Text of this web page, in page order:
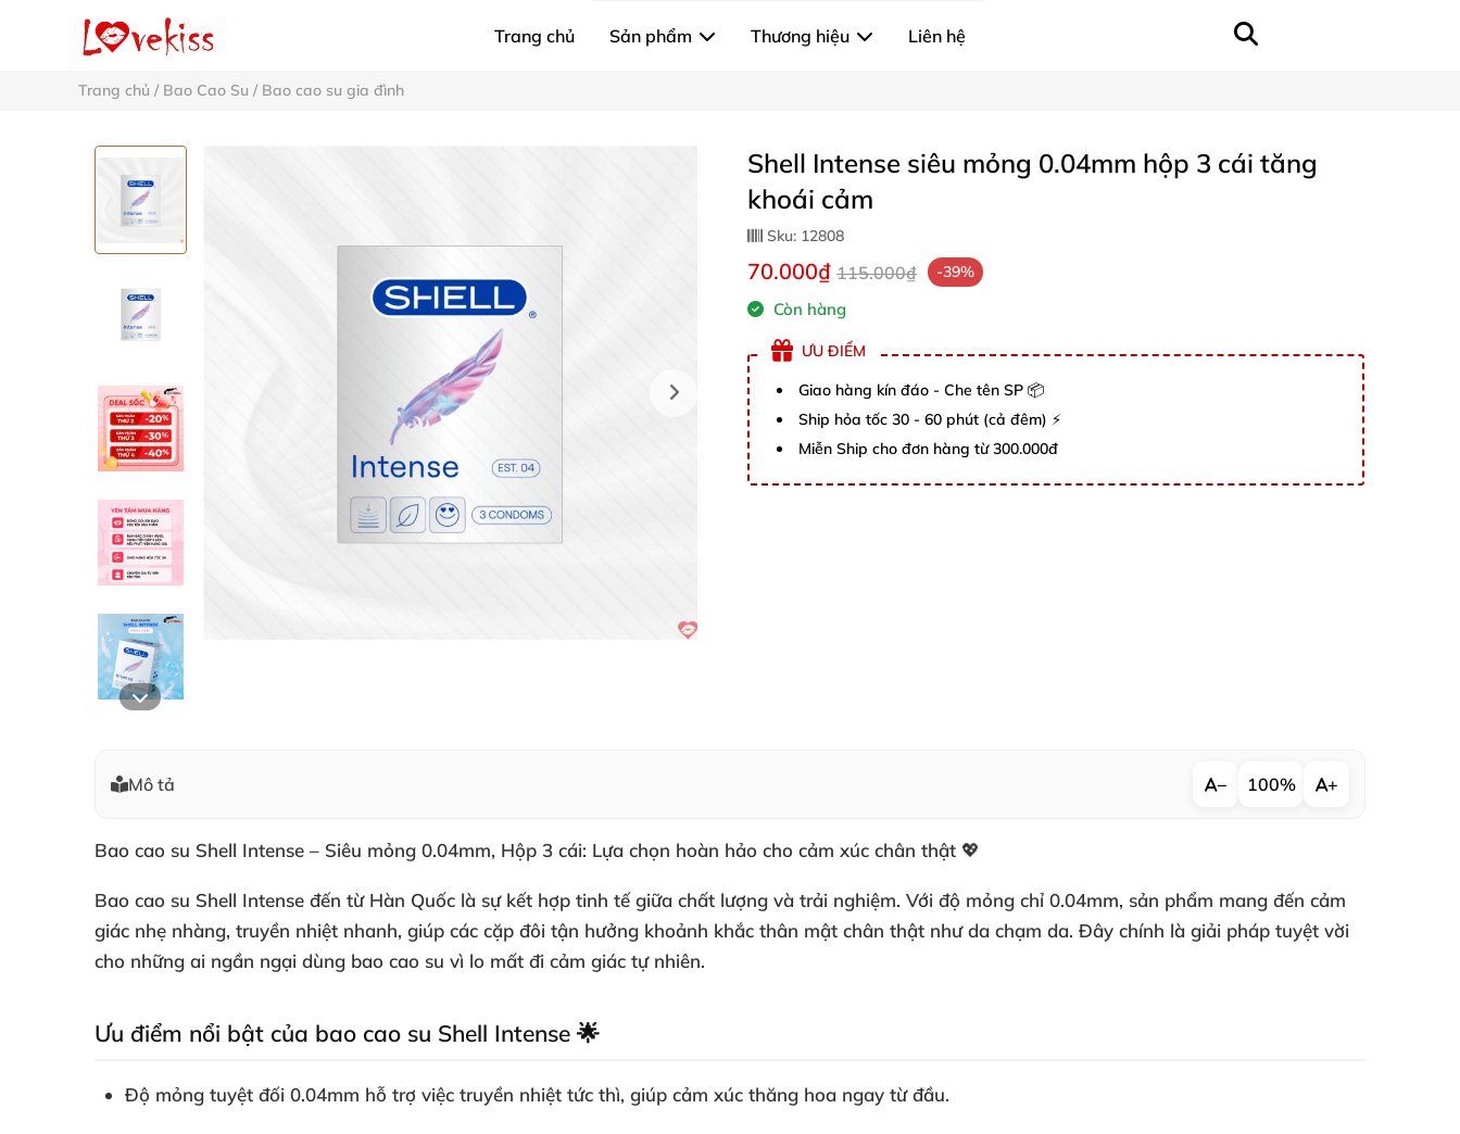
Trang chủ Sản phẩm Thương hiệu Liên hệ
Trang chủ / Bao Cao Su / Bao cao su gia đình
Shell Intense siêu mỏng 0.04mm hộp 3 cái tăng
khoái cảm
Sku: 12808
70.000₫ 115.000₫ -39%
Còn hàng
ƯU ĐIỂM
Giao hàng kín đáo - Che tên SP 📦
Ship hỏa tốc 30 - 60 phút (cả đêm) ⚡
Miễn Ship cho đơn hàng từ 300.000đ
Mô tả − 100% +
Bao cao su Shell Intense – Siêu mỏng 0.04mm, Hộp 3 cái: Lựa chọn hoàn hảo cho cảm xúc chân thật 💖
Bao cao su Shell Intense đến từ Hàn Quốc là sự kết hợp tinh tế giữa chất lượng và trải nghiệm. Với độ mỏng chỉ 0.04mm, sản phẩm mang đến cảm
giác nhẹ nhàng, truyền nhiệt nhanh, giúp các cặp đôi tận hưởng khoảnh khắc thân mật chân thật như da chạm da. Đây chính là giải pháp tuyệt vời
cho những ai ngần ngại dùng bao cao su vì lo mất đi cảm giác tự nhiên.
Ưu điểm nổi bật của bao cao su Shell Intense 🌟
Độ mỏng tuyệt đối 0.04mm hỗ trợ việc truyền nhiệt tức thì, giúp cảm xúc thăng hoa ngay từ đầu.